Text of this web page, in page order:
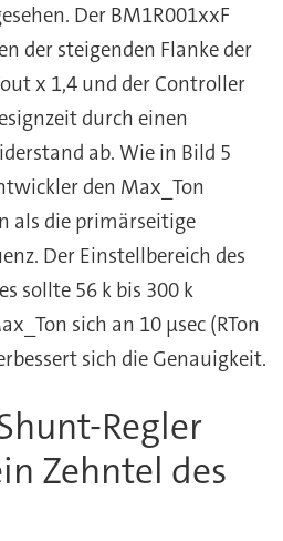
Der BM1R001xxF
der steigenden Flanke der
x 1,4 und der Controller
durch einen
ab. Wie in Bild 5
den Max_Ton
als die primärseitige
Der Einstellbereich des
sollte 56 k bis 300 k
sich an 10 µsec (RTon
sich die Genauigkeit.
Regler
Zehntel des